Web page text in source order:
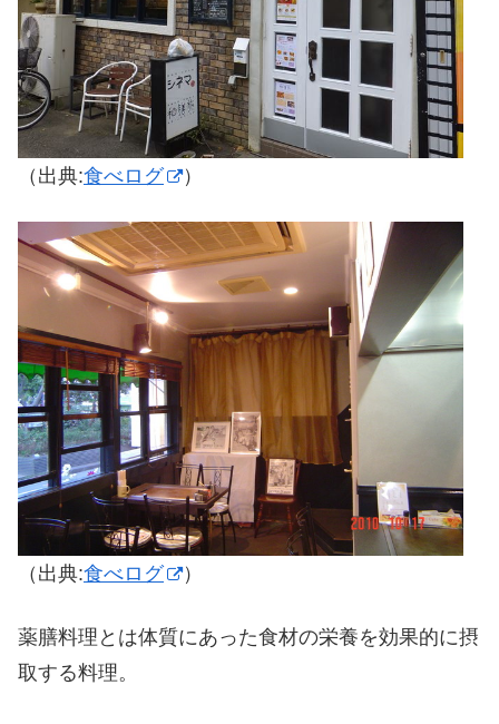
（出典:食べログ ）
（出典:食べログ ）
薬膳料理とは体質にあった食材の栄養を効果的に摂
取する料理。